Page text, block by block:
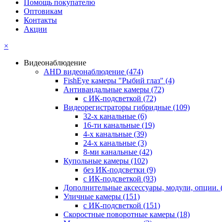
Помощь покупателю
Оптовикам
Контакты
Акции
×
Видеонаблюдение
AHD видеонаблюдение (474)
FishEye камеры "Рыбий глаз" (4)
Антивандальные камеры (72)
с ИК-подсветкой (72)
Видеорегистраторы гибридные (109)
32-х канальные (6)
16-ти канальные (19)
4-х канальные (39)
24-х канальные (3)
8-ми канальные (42)
Купольные камеры (102)
без ИК-подсветки (9)
с ИК-подсветкой (93)
Дополнительные аксессуары, модули, опции.
Уличные камеры (151)
с ИК-подсветкой (151)
Скоростные поворотные камеры (18)